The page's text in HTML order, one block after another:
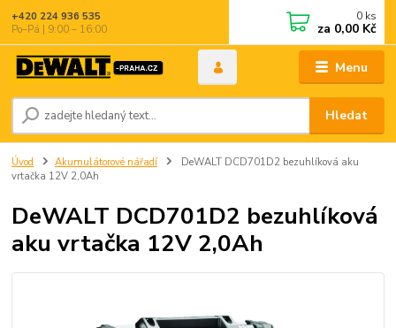
Menu
Hledat
+420 224 936 535
Po–Pá | 9:00 – 16:00
0 ks
za 0,00 Kč
Úvod Akumulátorové nářadí
DeWALT DCD701D2 bezuhlíková aku
vrtačka 12V 2,0Ah
DeWALT DCD701D2 bezuhlíková
aku vrtačka 12V 2,0Ah